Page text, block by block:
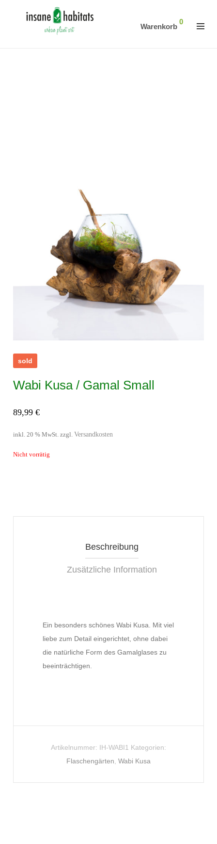
Warenkorb
0
sold
Wabi Kusa / Gamal Small
89,99 €
inkl. 20 % MwSt. zzgl. Versandkosten
Nicht vorrätig
Beschreibung
Zusätzliche Information
Ein besonders schönes Wabi Kusa. Mit viel
liebe zum Detail eingerichtet, ohne dabei
die natürliche Form des Gamalglases zu
beeinträchtigen.
Artikelnummer: IH-WABI1 Kategorien:
Flaschengärten, Wabi Kusa